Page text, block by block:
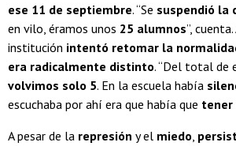
ese 11 de septiembre. “Se suspendió la
en vilo, éramos unos 25 alumnos”,
institución intentó retomar la
era radicalmente distinto. “Del total de
volvimos solo 5. En la escuela había
escuchaba por ahí era que había que tener
A pesar de la represión y el miedo,